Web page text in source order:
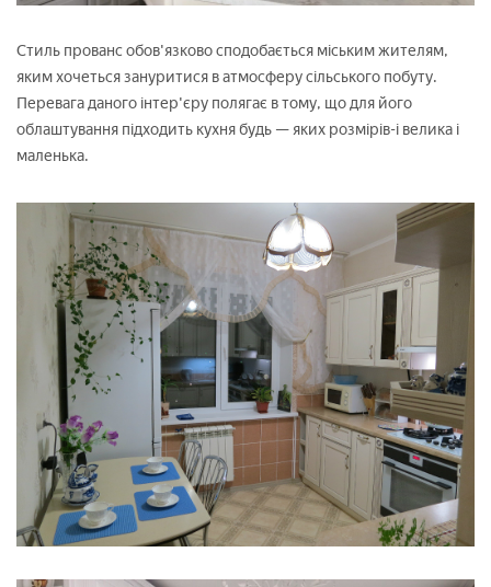
Стиль прованс обов'язково сподобається міським жителям,
яким хочеться зануритися в атмосферу сільського побуту.
Перевага даного інтер'єру полягає в тому, що для його
облаштування підходить кухня будь — яких розмірів-і велика і
маленька.